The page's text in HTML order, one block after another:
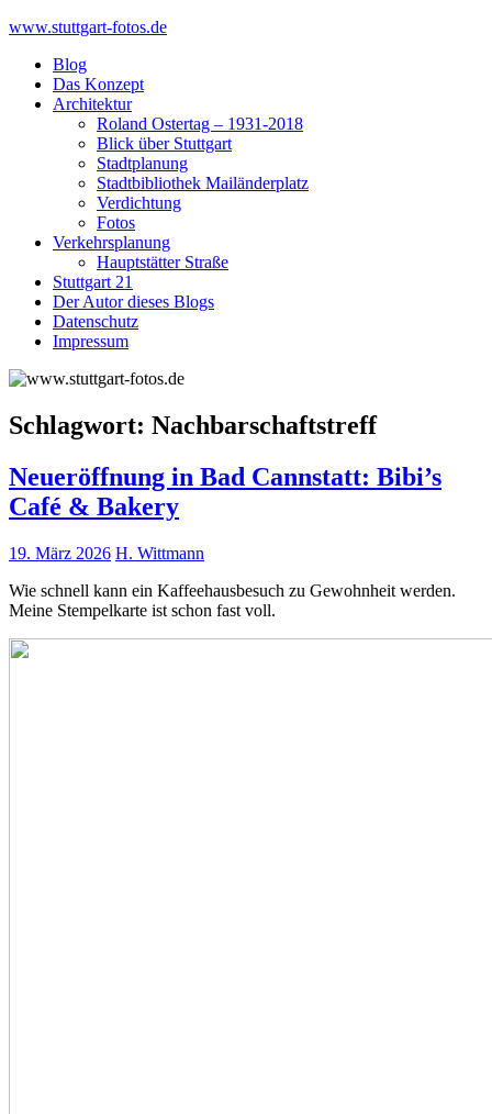
Skip
content
www.stuttgart-fotos.de
Blog
Das Konzept
Architektur
Roland Ostertag – 1931-2018
Blick über Stuttgart
Stadtplanung
Stadtbibliothek Mailänderplatz
Verdichtung
Fotos
Verkehrsplanung
Hauptstätter Straße
Stuttgart 21
Der Autor dieses Blogs
Datenschutz
Impressum
Schlagwort: Nachbarschaftstreff
Neueröffnung in Bad Cannstatt: Bibi’s
Café & Bakery
19. März 2026 H. Wittmann
Wie schnell kann ein Kaffeehausbesuch zu Gewohnheit werden.
Meine Stempelkarte ist schon fast voll.